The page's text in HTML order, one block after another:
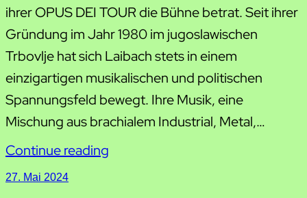
ihrer OPUS DEI TOUR die Bühne betrat. Seit ihrer
Gründung im Jahr 1980 im jugoslawischen
Trbovlje hat sich Laibach stets in einem
einzigartigen musikalischen und politischen
Spannungsfeld bewegt. Ihre Musik, eine
Mischung aus brachialem Industrial, Metal,…
Continue reading
27. Mai 2024